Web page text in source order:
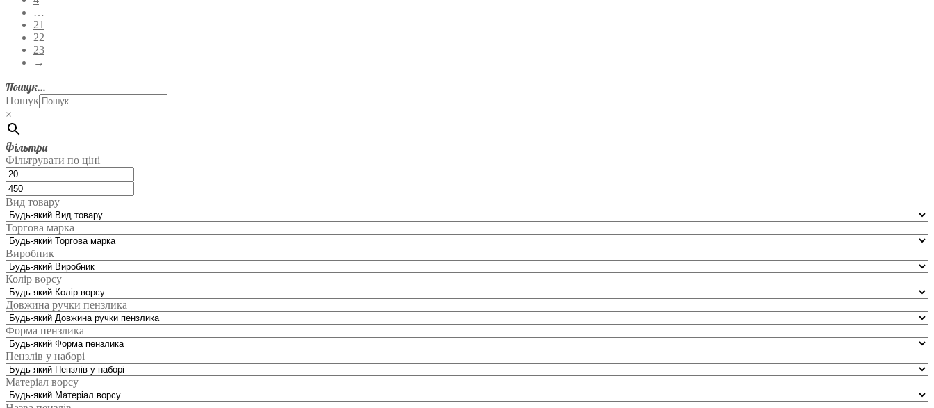
…
21
22
23
→
Пошук…
Пошук
×
Фільтри
Фільтрувати по ціні
Вид товару
Торгова марка
Виробник
Колір ворсу
Довжина ручки пензлика
Форма пензлика
Пензлів у наборі
Матеріал ворсу